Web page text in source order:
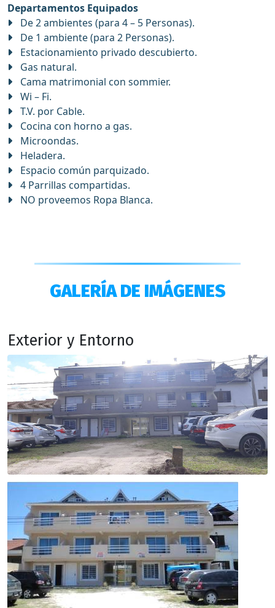
Departamentos Equipados
De 2 ambientes (para 4 – 5 Personas).
De 1 ambiente (para 2 Personas).
Estacionamiento privado descubierto.
Gas natural.
Cama matrimonial con sommier.
Wi – Fi.
T.V. por Cable.
Cocina con horno a gas.
Microondas.
Heladera.
Espacio común parquizado.
4 Parrillas compartidas.
NO proveemos Ropa Blanca.
GALERÍA DE IMÁGENES
Exterior y Entorno